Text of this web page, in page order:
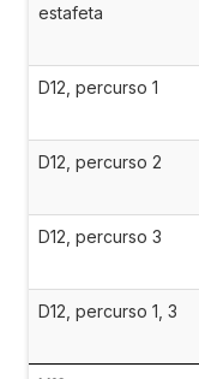
estafeta
D12, percurso 1
D12, percurso 2
D12, percurso 3
D12, percurso 1, 3